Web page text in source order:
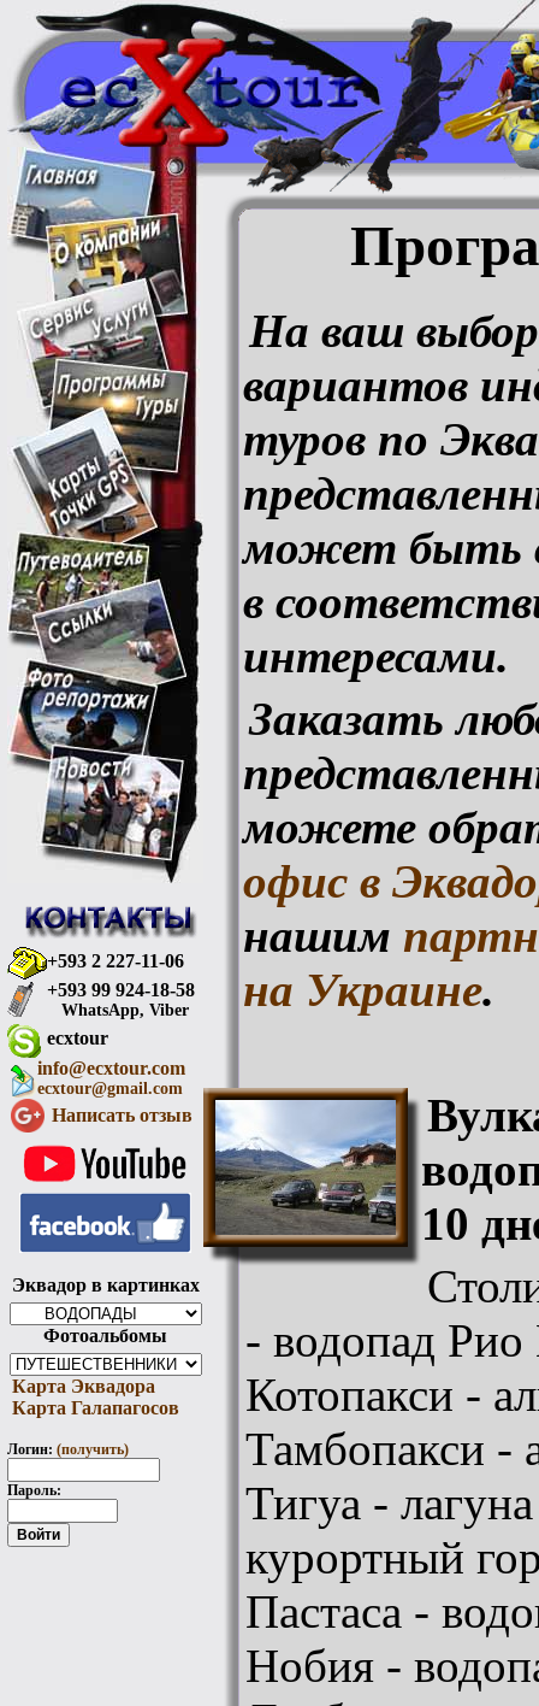
+593 2 227-11-06
+593 99 924-18-58
WhatsApp, Viber
ecxtour
info@ecxtour.com
ecxtour@gmail.com
Написать отзыв
Эквадор в картинках
Фотоальбомы
Карта Эквадора
Карта Галапагосов
Логин: (получить)
Пароль:
На ваш выбор
вариантов
туров по
может быть
в
интересами.
Заказать
можете
офис в
нашим
на Украине.
10
- водопад Рио
Котопакси -
Тамбопакси -
Тигуа -
курортный
Пастаса -
Нобия -